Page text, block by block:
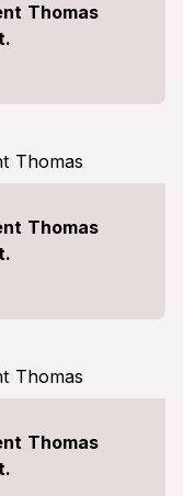
Thomas
Thomas
Thomas